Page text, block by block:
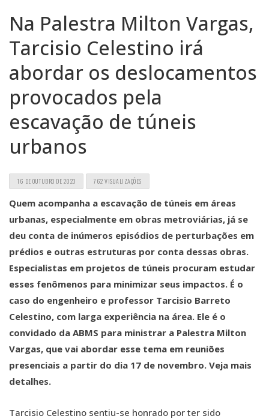
Na Palestra Milton Vargas,
Tarcisio Celestino irá
abordar os deslocamentos
provocados pela
escavação de túneis
urbanos
16 DE OUTUBRO DE 2023 762 VISUALIZAÇÕES
Quem acompanha a escavação de túneis em áreas
urbanas, especialmente em obras metroviárias, já se
deu conta de inúmeros episódios de perturbações em
prédios e outras estruturas por conta dessas obras.
Especialistas em projetos de túneis procuram estudar
esses fenômenos para minimizar seus impactos. É o
caso do engenheiro e professor Tarcisio Barreto
Celestino, com larga experiência na área. Ele é o
convidado da ABMS para ministrar a Palestra Milton
Vargas, que vai abordar esse tema em reuniões
presenciais a partir do dia 17 de novembro. Veja mais
detalhes.
Tarcisio Celestino sentiu-se honrado por ter sido